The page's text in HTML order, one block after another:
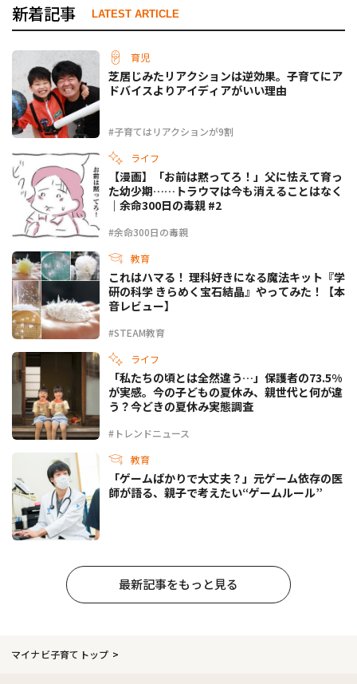
新着記事 LATEST ARTICLE
育児
#子育てはリアクションが9割
芝居じみたリアクションは逆効果。子育てにア
ドバイスよりアイディアがいい理由
ライフ
#余命300日の毒親
【漫画】「お前は黙ってろ！」父に怯えて育っ
た幼少期……トラウマは今も消えることはなく
｜余命300日の毒親 #2
教育
#STEAM教育
これはハマる！ 理科好きになる魔法キット『学
研の科学 きらめく宝石結晶』やってみた！【本
音レビュー】
ライフ
#トレンドニュース
「私たちの頃とは全然違う…」保護者の73.5%
が実感。今の子どもの夏休み、親世代と何が違
う？今どきの夏休み実態調査
教育
「ゲームばかりで大丈夫？」元ゲーム依存の医
師が語る、親子で考えたい“ゲームルール”
最新記事をもっと見る
マイナビ子育てトップ